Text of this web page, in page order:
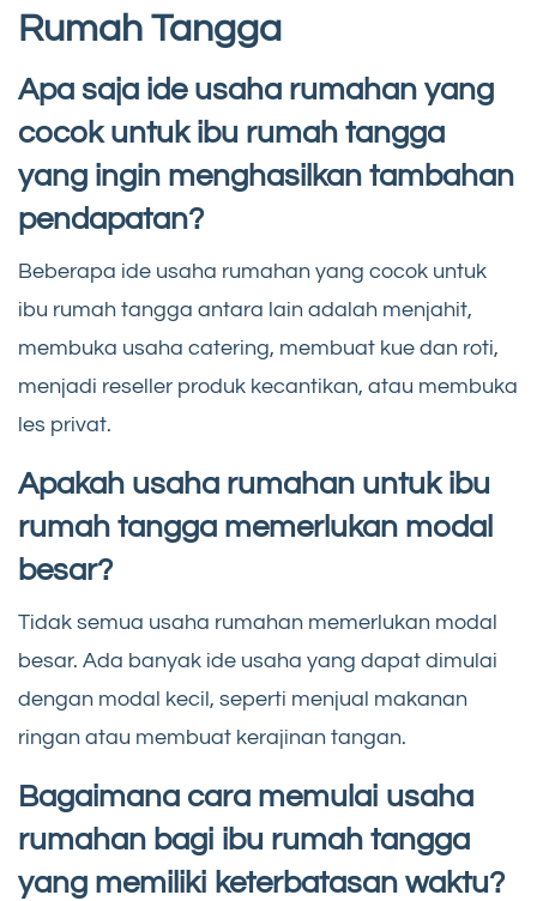
Rumah Tangga
Apa saja ide usaha rumahan yang
cocok untuk ibu rumah tangga
yang ingin menghasilkan tambahan
pendapatan?
Beberapa ide usaha rumahan yang cocok untuk
ibu rumah tangga antara lain adalah menjahit,
membuka usaha catering, membuat kue dan roti,
menjadi reseller produk kecantikan, atau membuka
les privat.
Apakah usaha rumahan untuk ibu
rumah tangga memerlukan modal
besar?
Tidak semua usaha rumahan memerlukan modal
besar. Ada banyak ide usaha yang dapat dimulai
dengan modal kecil, seperti menjual makanan
ringan atau membuat kerajinan tangan.
Bagaimana cara memulai usaha
rumahan bagi ibu rumah tangga
yang memiliki keterbatasan waktu?